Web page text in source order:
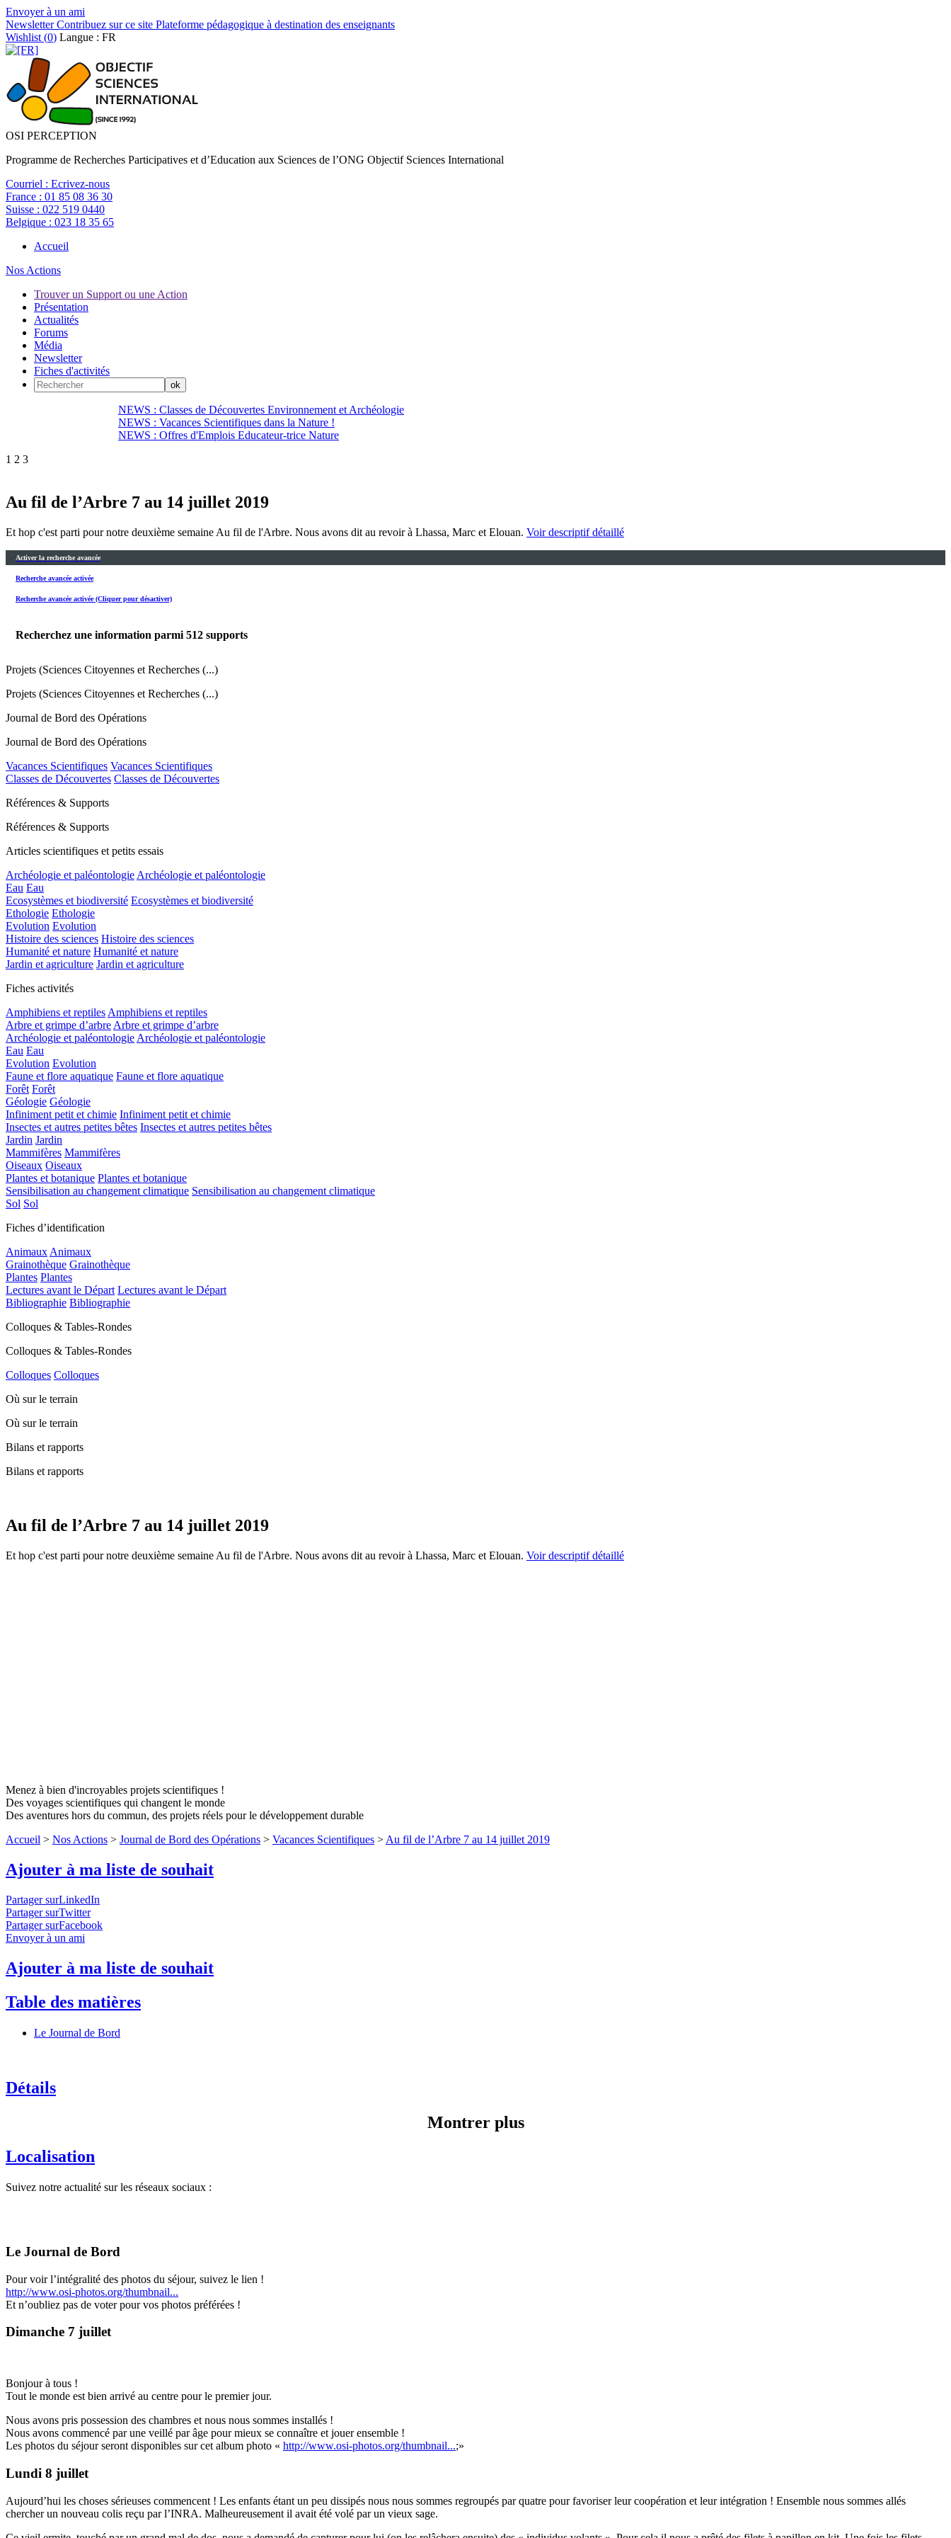
Envoyer à un ami
NewsletterContribuez sur ce site Plateforme pédagogique à destination des enseignants
Wishlist (0) Langue : FR
OSI PERCEPTION
Programme de Recherches Participatives et d’Education aux Sciences de l’ONG Objectif Sciences International
Courriel : Ecrivez-nous
France : 01 85 08 36 30
Suisse : 022 519 0440
Belgique : 023 18 35 65
Accueil
Nos Actions
Trouver un Support ou une Action
Présentation
Actualités
Forums
Média
Newsletter
Fiches d'activités
NEWS : Classes de Découvertes Environnement et Archéologie
NEWS : Vacances Scientifiques dans la Nature !
NEWS : Offres d'Emplois Educateur-trice Nature
1 2 3
Au fil de l’Arbre 7 au 14 juillet 2019
Et hop c'est parti pour notre deuxième semaine Au fil de l'Arbre. Nous avons dit au revoir à Lhassa, Marc et Elouan. Voir descriptif détaillé
Activer la recherche avancée
Recherche avancée activée
Recherche avancée activée (Cliquer pour désactiver)
Recherchez une information parmi 512 supports
Projets (Sciences Citoyennes et Recherches (...)
Projets (Sciences Citoyennes et Recherches (...)
Journal de Bord des Opérations
Journal de Bord des Opérations
Vacances Scientifiques Vacances Scientifiques
Classes de Découvertes Classes de Découvertes
Références & Supports
Références & Supports
Articles scientifiques et petits essais
Archéologie et paléontologie Archéologie et paléontologie
Eau Eau
Ecosystèmes et biodiversité Ecosystèmes et biodiversité
Ethologie Ethologie
Evolution Evolution
Histoire des sciences Histoire des sciences
Humanité et nature Humanité et nature
Jardin et agriculture Jardin et agriculture
Fiches activités
Amphibiens et reptiles Amphibiens et reptiles
Arbre et grimpe d’arbre Arbre et grimpe d’arbre
Archéologie et paléontologie Archéologie et paléontologie
Eau Eau
Evolution Evolution
Faune et flore aquatique Faune et flore aquatique
Forêt Forêt
Géologie Géologie
Infiniment petit et chimie Infiniment petit et chimie
Insectes et autres petites bêtes Insectes et autres petites bêtes
Jardin Jardin
Mammifères Mammifères
Oiseaux Oiseaux
Plantes et botanique Plantes et botanique
Sensibilisation au changement climatique Sensibilisation au changement climatique
Sol Sol
Fiches d’identification
Animaux Animaux
Grainothèque Grainothèque
Plantes Plantes
Lectures avant le Départ Lectures avant le Départ
Bibliographie Bibliographie
Colloques & Tables-Rondes
Colloques & Tables-Rondes
Colloques Colloques
Où sur le terrain
Où sur le terrain
Bilans et rapports
Bilans et rapports
Au fil de l’Arbre 7 au 14 juillet 2019
Et hop c'est parti pour notre deuxième semaine Au fil de l'Arbre. Nous avons dit au revoir à Lhassa, Marc et Elouan. Voir descriptif détaillé
Menez à bien d'incroyables projets scientifiques !
Des voyages scientifiques qui changent le monde
Des aventures hors du commun, des projets réels pour le développement durable
Accueil > Nos Actions > Journal de Bord des Opérations > Vacances Scientifiques > Au fil de l’Arbre 7 au 14 juillet 2019
Ajouter à ma liste de souhait
Partager surLinkedIn
Partager surTwitter
Partager surFacebook
Envoyer à un ami
Ajouter à ma liste de souhait
Table des matières
Le Journal de Bord
Détails
Montrer plus
Localisation
Suivez notre actualité sur les réseaux sociaux :
Le Journal de Bord
Pour voir l’intégralité des photos du séjour, suivez le lien !
http://www.osi-photos.org/thumbnail...
Et n’oubliez pas de voter pour vos photos préférées !
Dimanche 7 juillet
Bonjour à tous !
Tout le monde est bien arrivé au centre pour le premier jour.
Nous avons pris possession des chambres et nous nous sommes installés !
Nous avons commencé par une veillé par âge pour mieux se connaître et jouer ensemble !
Les photos du séjour seront disponibles sur cet album photo « http://www.osi-photos.org/thumbnail...;»
Lundi 8 juillet
Aujourd’hui les choses sérieuses commencent ! Les enfants étant un peu dissipés nous nous sommes regroupés par quatre pour favoriser leur coopération et leur intégration ! Ensemble nous sommes allés
chercher un nouveau colis reçu par l’INRA. Malheureusement il avait été volé par un vieux sage.